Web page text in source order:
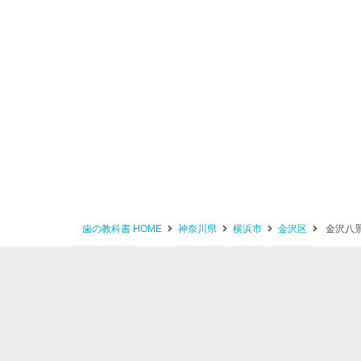
歯の教科書 HOME 神奈川県 横浜市 金沢区 金沢八